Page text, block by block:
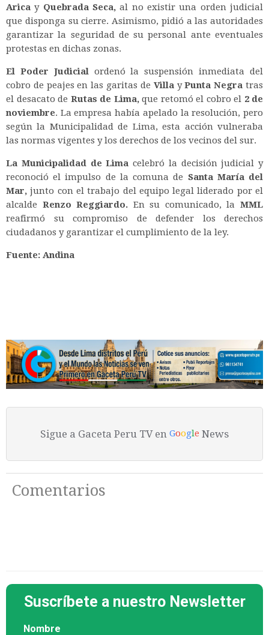
Arica y Quebrada Seca, al no existir una orden judicial
que disponga su cierre. Asimismo, pidió a las autoridades
garantizar la seguridad de su personal ante eventuales
protestas en dichas zonas.
El Poder Judicialordenó la suspensión inmediata del
cobro de peajes en las garitas de VillayPunta Negra tras
el desacato de Rutas de Lima,que retomó el cobro el 2 de
noviembre. La empresa había apelado la resolución, pero
según la Municipalidad de Lima, esta acción vulneraba
las normas vigentes y los derechos de los vecinos del sur.
La Municipalidad de Lima celebró la decisión judicial y
reconoció el impulso de la comuna de Santa María del
Mar, junto con el trabajo del equipo legal liderado por el
alcalde Renzo Reggiardo. En su comunicado, laMML
reafirmó su compromiso de defender los derechos
ciudadanos y garantizar el cumplimiento de la ley.
Fuente: Andina
Sigue a Gaceta Peru TV en Google News
Comentarios
Suscríbete a nuestro Newsletter
Nombre